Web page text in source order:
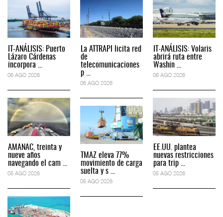
IT-ANÁLISIS: Puerto
Lázaro Cárdenas
incorpora ...
06 AGO 2026
AMANAC, treinta y
nueve años
navegando el cam ...
05 AGO 2026
La ATTRAPI licita red
de
telecomunicaciones
p ...
06 AGO 2026
TMAZ eleva 77%
movimiento de carga
suelta y s ...
05 AGO 2026
IT-ANÁLISIS: Volaris
abrirá ruta entre
Washin ...
06 AGO 2026
EE.UU. plantea
nuevas restricciones
para trip ...
05 AGO 2026